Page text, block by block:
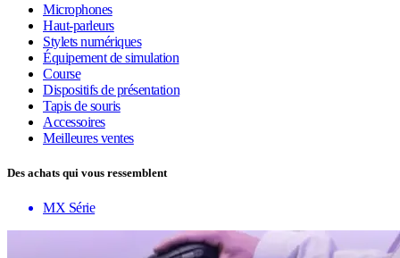
Microphones
Haut-parleurs
Stylets numériques
Équipement de simulation
Course
Dispositifs de présentation
Tapis de souris
Accessoires
Meilleures ventes
Des achats qui vous ressemblent
MX Série